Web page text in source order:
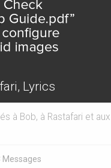
Lyrics
à Bob, à Rastafari et aux
Messages